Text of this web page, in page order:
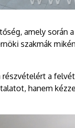
amely során
szakmák
a
hanem